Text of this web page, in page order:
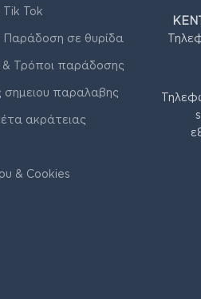
Tok
Παράδοση σε θυρίδα
Τρόποι παράδοσης
σημειου παραλαβης
ακράτειας
& Cookies